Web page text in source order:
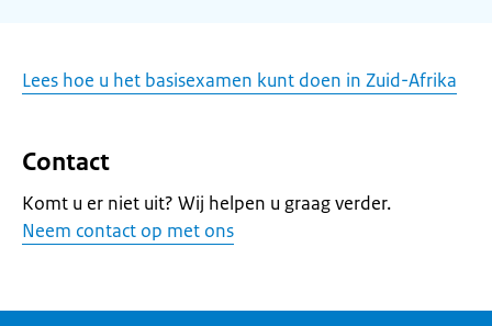
Lees hoe u het basisexamen kunt doen in Zuid-Afrika
Contact
Komt u er niet uit? Wij helpen u graag verder.
Neem contact op met ons